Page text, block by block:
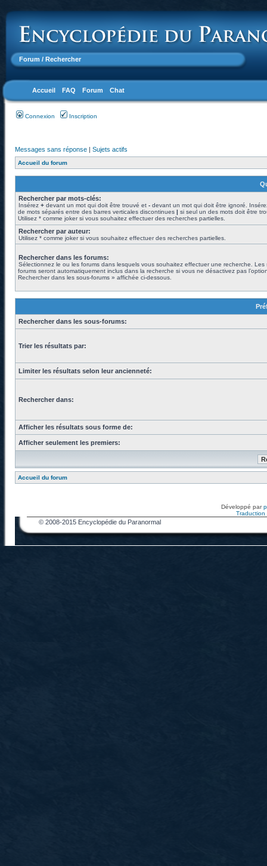
Forum / Rechercher
Accueil FAQ Forum Chat
Connexion Inscription
Messages sans réponse | Sujets actifs
Accueil du forum
Rechercher par mots-clés:
Insérez + devant un mot qui doit être trouvé et - devant un mot qui doit être ignoré.
de mots séparés entre des barres verticales discontinues | si seul un des mots doit être
Utilisez * comme joker si vous souhaitez effectuer des recherches partielles.
Rechercher par auteur:
Utilisez * comme joker si vous souhaitez effectuer des recherches partielles.
Rechercher dans les forums:
Sélectionnez le ou les forums dans lesquels vous souhaitez effectuer une recherche. Les
forums seront automatiquement inclus dans la recherche si vous ne désactivez pas
Rechercher dans les sous-forums » affichée ci-dessous.
Rechercher dans les sous-forums:
Trier les résultats par:
Limiter les résultats selon leur ancienneté:
Rechercher dans:
Afficher les résultats sous forme de:
Afficher seulement les premiers:
Accueil du forum
Développé par
Traduction
© 2008-2015 Encyclopédie du Paranormal